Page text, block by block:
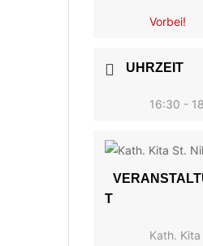
Vorbei!
UHRZEIT
16:30 -
T
Kath. Kita